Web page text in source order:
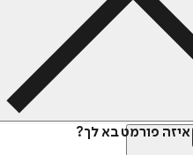
איזה פורמט בא לך?